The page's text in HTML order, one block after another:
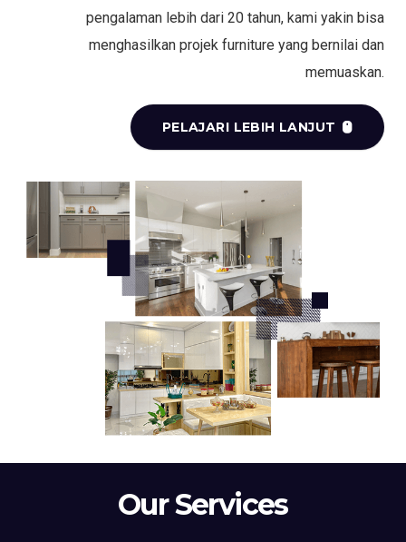
pengalaman lebih dari 20 tahun, kami yakin bisa
menghasilkan projek furniture yang bernilai dan
memuaskan.
PELAJARI LEBIH LANJUT
Our Services